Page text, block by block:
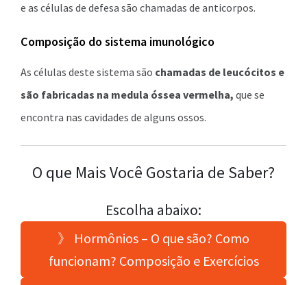
e as células de defesa são chamadas de anticorpos.
Composição do sistema imunológico
As células deste sistema são chamadas de leucócitos e
são fabricadas na medula óssea vermelha, que se
encontra nas cavidades de alguns ossos.
O que Mais Você Gostaria de Saber?
Escolha abaixo:
》 Hormônios – O que são? Como
funcionam? Composição e Exercícios